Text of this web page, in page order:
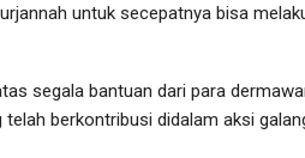
untuk secepatnya bisa
segala bantuan dari para
berkontribusi didalam aksi